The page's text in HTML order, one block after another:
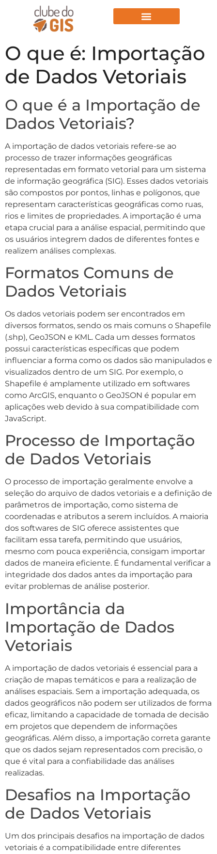
O que é: Importação
de Dados Vetoriais
O que é a Importação de
Dados Vetoriais?
A importação de dados vetoriais refere-se ao
processo de trazer informações geográficas
representadas em formato vetorial para um sistema
de informação geográfica (SIG). Esses dados vetoriais
são compostos por pontos, linhas e polígonos, que
representam características geográficas como ruas,
rios e limites de propriedades. A importação é uma
etapa crucial para a análise espacial, permitindo que
os usuários integrem dados de diferentes fontes e
realizem análises complexas.
Formatos Comuns de
Dados Vetoriais
Os dados vetoriais podem ser encontrados em
diversos formatos, sendo os mais comuns o Shapefile
(.shp), GeoJSON e KML. Cada um desses formatos
possui características específicas que podem
influenciar a forma como os dados são manipulados e
visualizados dentro de um SIG. Por exemplo, o
Shapefile é amplamente utilizado em softwares
como ArcGIS, enquanto o GeoJSON é popular em
aplicações web devido à sua compatibilidade com
JavaScript.
Processo de Importação
de Dados Vetoriais
O processo de importação geralmente envolve a
seleção do arquivo de dados vetoriais e a definição de
parâmetros de importação, como sistema de
coordenadas e atributos a serem incluídos. A maioria
dos softwares de SIG oferece assistentes que
facilitam essa tarefa, permitindo que usuários,
mesmo com pouca experiência, consigam importar
dados de maneira eficiente. É fundamental verificar a
integridade dos dados antes da importação para
evitar problemas de análise posterior.
Importância da
Importação de Dados
Vetoriais
A importação de dados vetoriais é essencial para a
criação de mapas temáticos e para a realização de
análises espaciais. Sem a importação adequada, os
dados geográficos não podem ser utilizados de forma
eficaz, limitando a capacidade de tomada de decisão
em projetos que dependem de informações
geográficas. Além disso, a importação correta garante
que os dados sejam representados com precisão, o
que é vital para a confiabilidade das análises
realizadas.
Desafios na Importação
de Dados Vetoriais
Um dos principais desafios na importação de dados
vetoriais é a compatibilidade entre diferentes